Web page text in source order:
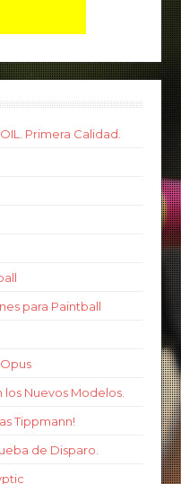
Primera Calidad.
para Paintball
los Nuevos Modelos.
Tippmann!
de Disparo.